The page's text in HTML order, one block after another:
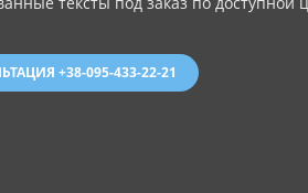
+38-095-433-22-21